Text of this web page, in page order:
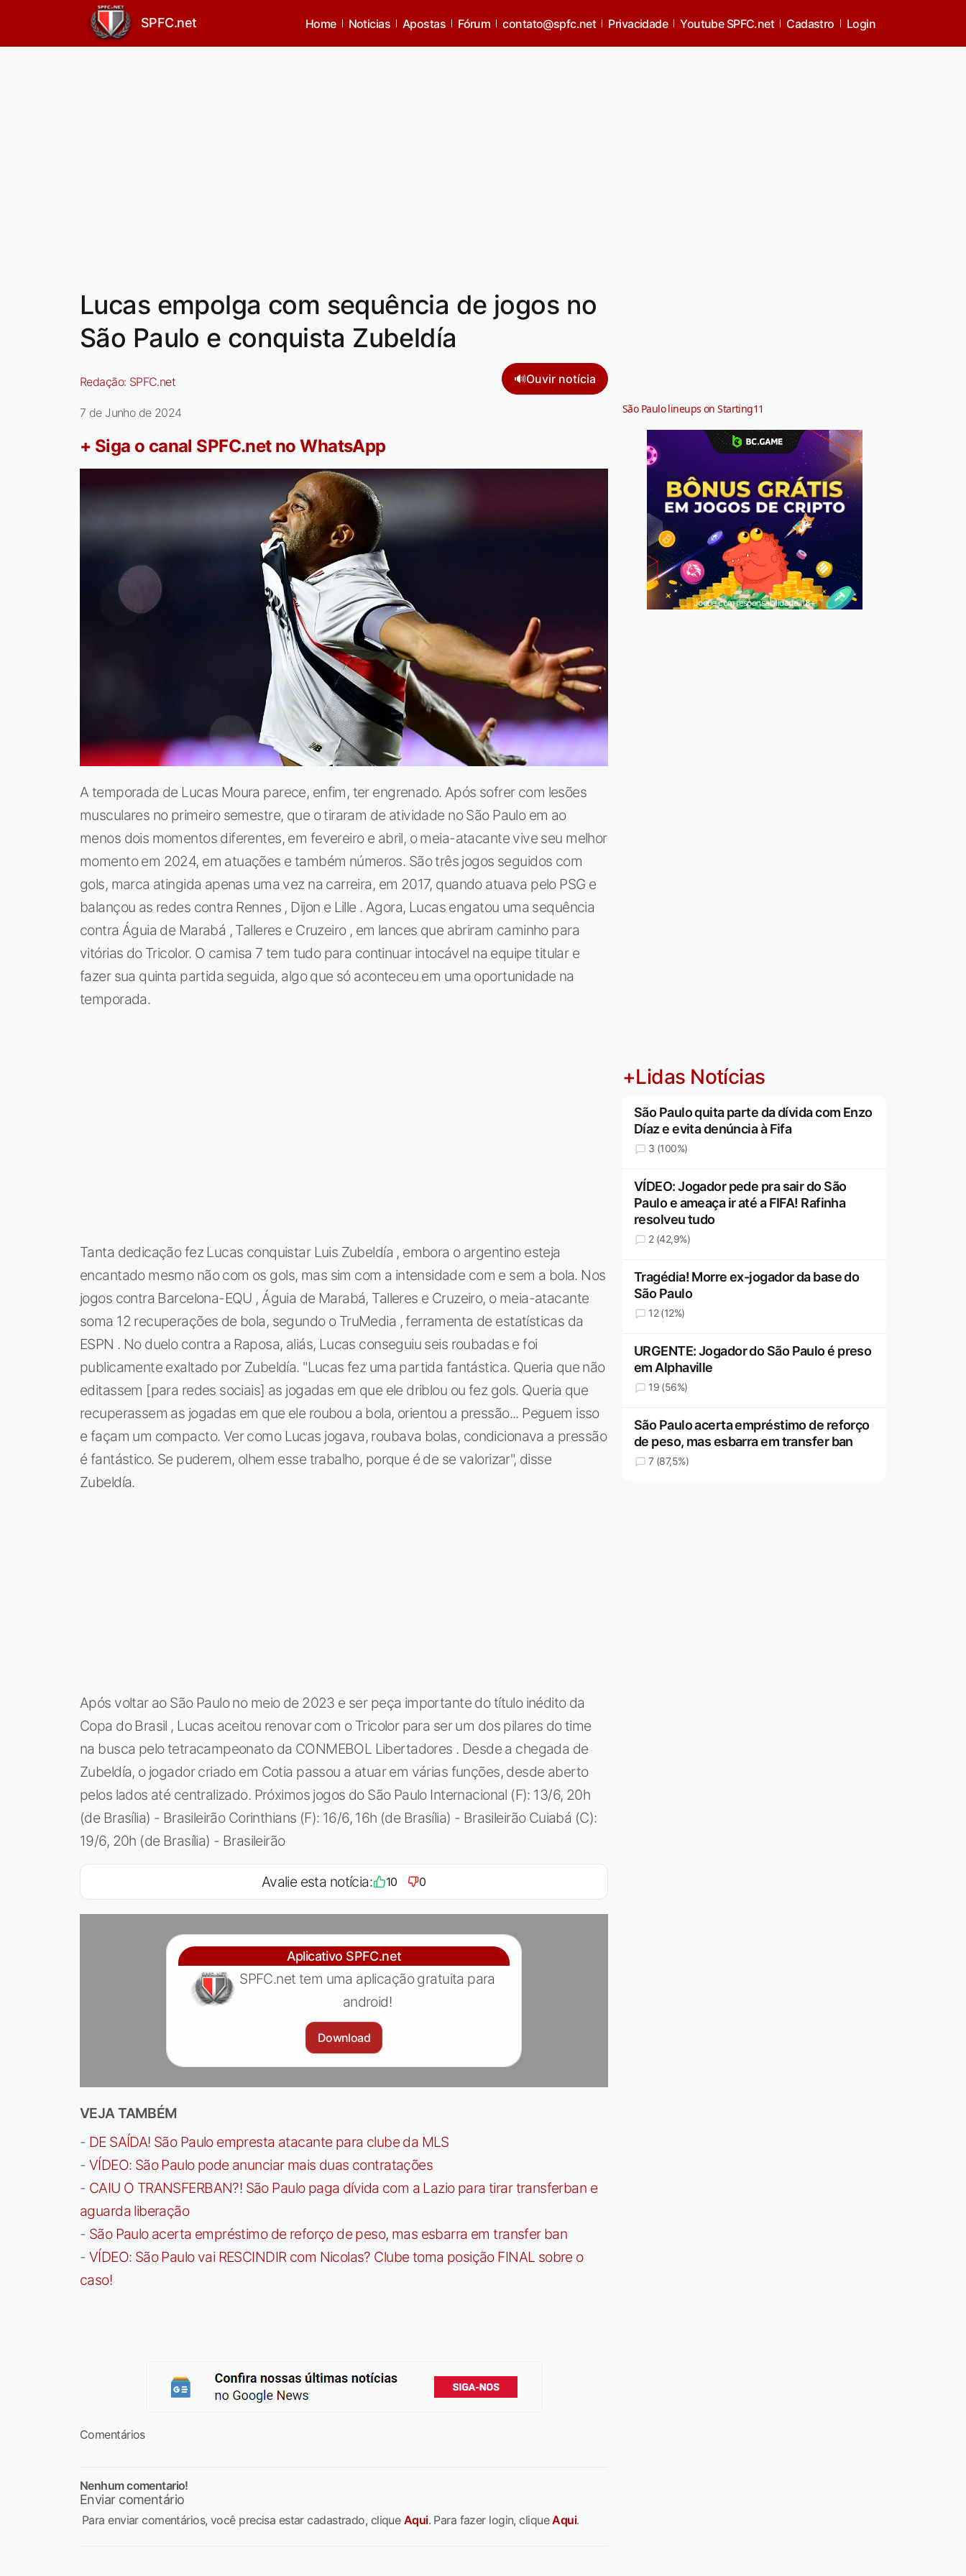
SPFC.net Home Noticias Apostas Fórum contato@spfc.net Privacidade Youtube SPFC.net Cadastro Login
Lucas empolga com sequência de jogos no
São Paulo e conquista Zubeldía
Redação: SPFC.net 🔊Ouvir notícia
7 de Junho de 2024
+ Siga o canal SPFC.net no WhatsApp
A temporada de Lucas Moura parece, enfim, ter engrenado. Após sofrer com lesões
musculares no primeiro semestre, que o tiraram de atividade no São Paulo em ao
menos dois momentos diferentes, em fevereiro e abril, o meia-atacante vive seu melhor
momento em 2024, em atuações e também números. São três jogos seguidos com
gols, marca atingida apenas uma vez na carreira, em 2017, quando atuava pelo PSG e
balançou as redes contra Rennes , Dijon e Lille . Agora, Lucas engatou uma sequência
contra Águia de Marabá , Talleres e Cruzeiro , em lances que abriram caminho para
vitórias do Tricolor. O camisa 7 tem tudo para continuar intocável na equipe titular e
fazer sua quinta partida seguida, algo que só aconteceu em uma oportunidade na
temporada.
Tanta dedicação fez Lucas conquistar Luis Zubeldía , embora o argentino esteja
encantado mesmo não com os gols, mas sim com a intensidade com e sem a bola. Nos
jogos contra Barcelona-EQU , Águia de Marabá, Talleres e Cruzeiro, o meia-atacante
soma 12 recuperações de bola, segundo o TruMedia , ferramenta de estatísticas da
ESPN . No duelo contra a Raposa, aliás, Lucas conseguiu seis roubadas e foi
publicamente exaltado por Zubeldía. "Lucas fez uma partida fantástica. Queria que não
editassem [para redes sociais] as jogadas em que ele driblou ou fez gols. Queria que
recuperassem as jogadas em que ele roubou a bola, orientou a pressão... Peguem isso
e façam um compacto. Ver como Lucas jogava, roubava bolas, condicionava a pressão
é fantástico. Se puderem, olhem esse trabalho, porque é de se valorizar", disse
Zubeldía.
Após voltar ao São Paulo no meio de 2023 e ser peça importante do título inédito da
Copa do Brasil , Lucas aceitou renovar com o Tricolor para ser um dos pilares do time
na busca pelo tetracampeonato da CONMEBOL Libertadores . Desde a chegada de
Zubeldía, o jogador criado em Cotia passou a atuar em várias funções, desde aberto
pelos lados até centralizado. Próximos jogos do São Paulo Internacional (F): 13/6, 20h
(de Brasília) - Brasileirão Corinthians (F): 16/6, 16h (de Brasília) - Brasileirão Cuiabá (C):
19/6, 20h (de Brasília) - Brasileirão
Avalie esta notícia: 10 0
Aplicativo SPFC.net
SPFC.net tem uma aplicação gratuita para
android!
Download
VEJA TAMBÉM
- DE SAÍDA! São Paulo empresta atacante para clube da MLS
- VÍDEO: São Paulo pode anunciar mais duas contratações
- CAIU O TRANSFERBAN?! São Paulo paga dívida com a Lazio para tirar transferban e
aguarda liberação
- São Paulo acerta empréstimo de reforço de peso, mas esbarra em transfer ban
- VÍDEO: São Paulo vai RESCINDIR com Nicolas? Clube toma posição FINAL sobre o
caso!
Comentários
Nenhum comentario!
Enviar comentário
Para enviar comentários, você precisa estar cadastrado, clique Aqui. Para fazer login, cliqueAqui.
São Paulo lineups on Starting11
Jogue com responsabilidade. 18+
+Lidas Notícias
São Paulo quita parte da dívida com Enzo
Díaz e evita denúncia à Fifa
3 (100%)
VÍDEO: Jogador pede pra sair do São
Paulo e ameaça ir até a FIFA! Rafinha
resolveu tudo
2 (42,9%)
Tragédia! Morre ex-jogador da base do
São Paulo
12 (12%)
URGENTE: Jogador do São Paulo é preso
em Alphaville
19 (56%)
São Paulo acerta empréstimo de reforço
de peso, mas esbarra em transfer ban
7 (87,5%)